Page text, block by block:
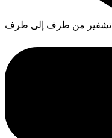
تشفير من طرف إلى طرف